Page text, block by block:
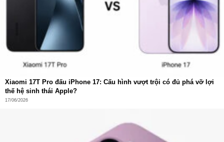
Xiaomi 17T Pro đấu iPhone 17: Cấu hình vượt trội có đủ phá vỡ lợi
thế hệ sinh thái Apple?
17/06/2026